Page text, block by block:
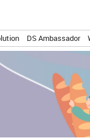
DS Ambassador